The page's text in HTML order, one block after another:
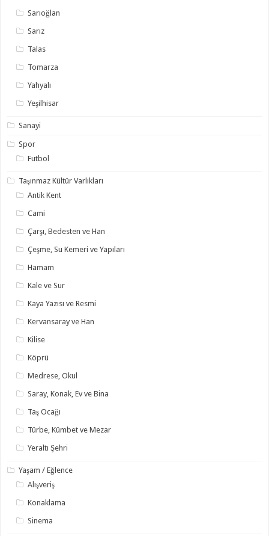
Sarıoğlan
Sarız
Talas
Tomarza
Yahyalı
Yeşilhisar
Sanayi
Spor
Futbol
Taşınmaz Kültür Varlıkları
Antik Kent
Cami
Çarşı, Bedesten ve Han
Çeşme, Su Kemeri ve Yapıları
Hamam
Kale ve Sur
Kaya Yazısı ve Resmi
Kervansaray ve Han
Kilise
Köprü
Medrese, Okul
Saray, Konak, Ev ve Bina
Taş Ocağı
Türbe, Kümbet ve Mezar
Yeraltı Şehri
Yaşam / Eğlence
Alışveriş
Konaklama
Sinema